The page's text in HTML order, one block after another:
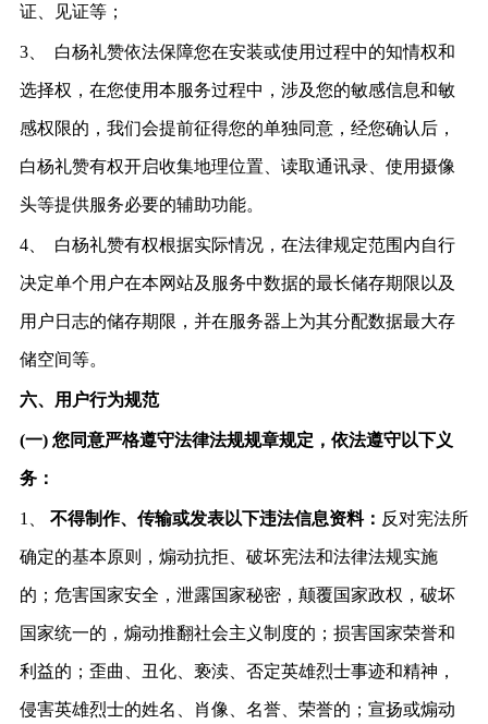
证、见证等；
3、 白杨礼赞依法保障您在安装或使用过程中的知情权和
选择权，在您使用本服务过程中，涉及您的敏感信息和敏
感权限的，我们会提前征得您的单独同意，经您确认后，
白杨礼赞有权开启收集地理位置、读取通讯录、使用摄像
头等提供服务必要的辅助功能。
4、 白杨礼赞有权根据实际情况，在法律规定范围内自行
决定单个用户在本网站及服务中数据的最长储存期限以及
用户日志的储存期限，并在服务器上为其分配数据最大存
储空间等。
六、用户行为规范
(一) 您同意严格遵守法律法规规章规定，依法遵守以下义
务：
1、 不得制作、传输或发表以下违法信息资料： 反对宪法所
确定的基本原则，煽动抗拒、破坏宪法和法律法规实施
的；危害国家安全，泄露国家秘密，颠覆国家政权，破坏
国家统一的，煽动推翻社会主义制度的；损害国家荣誉和
利益的；歪曲、丑化、亵渎、否定英雄烈士事迹和精神，
侵害英雄烈士的姓名、肖像、名誉、荣誉的；宣扬或煽动